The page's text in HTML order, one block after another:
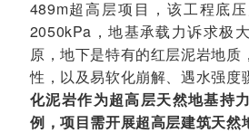
489m超高层项目，该工程底
2050kPa，地基承载力诉求极
原，地下是特有的红层泥岩地质
性，以及易软化崩解、遇水强度
化泥岩作为超高层天然地基持
例，项目需开展超高层建筑天然